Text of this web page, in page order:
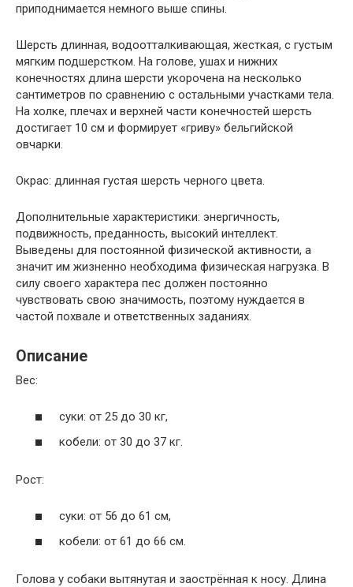
приподнимается немного выше спины.
Шерсть длинная, водоотталкивающая, жесткая, с густым
мягким подшерстком. На голове, ушах и нижних
конечностях длина шерсти укорочена на несколько
сантиметров по сравнению с остальными участками тела.
На холке, плечах и верхней части конечностей шерсть
достигает 10 см и формирует «гриву» бельгийской
овчарки.
Окрас: длинная густая шерсть черного цвета.
Дополнительные характеристики: энергичность,
подвижность, преданность, высокий интеллект.
Выведены для постоянной физической активности, а
значит им жизненно необходима физическая нагрузка. В
силу своего характера пес должен постоянно
чувствовать свою значимость, поэтому нуждается в
частой похвале и ответственных заданиях.
Описание
Вес:
суки: от 25 до 30 кг,
кобели: от 30 до 37 кг.
Рост:
суки: от 56 до 61 см,
кобели: от 61 до 66 см.
Голова у собаки вытянутая и заострённая к носу. Длина